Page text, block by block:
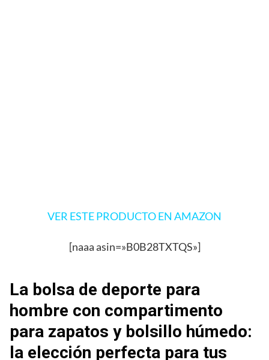
VER ESTE PRODUCTO EN AMAZON
[naaa asin=»B0B28TXTQS»]
La bolsa de deporte para
hombre con compartimento
para zapatos y bolsillo húmedo:
la elección perfecta para tus